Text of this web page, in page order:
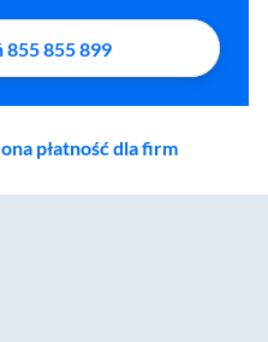
855 855 899
płatność dla firm